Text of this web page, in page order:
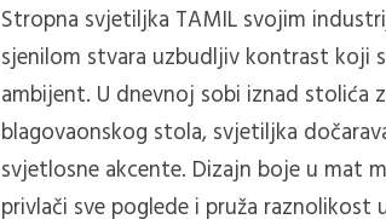
Stropna svjetiljka TAMIL svojim
sjenilom stvara uzbudljiv kontrast koji
ambijent. U dnevnoj sobi iznad stolića
blagovaonskog stola, svjetiljka
svjetlosne akcente. Dizajn boje u mat
privlači sve poglede i pruža raznolikost